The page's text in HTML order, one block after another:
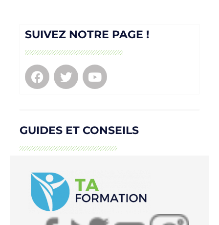
SUIVEZ NOTRE PAGE !
GUIDES ET CONSEILS